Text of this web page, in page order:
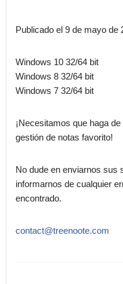
Publicado el 9 de mayo de
Windows 10 32/64 bit
Windows 8 32/64 bit
Windows 7 32/64 bit
¡Necesitamos que haga
gestión de notas favorito!
No dude en enviarnos sus
informarnos de cualquier
encontrado.
contact@treenoote.com